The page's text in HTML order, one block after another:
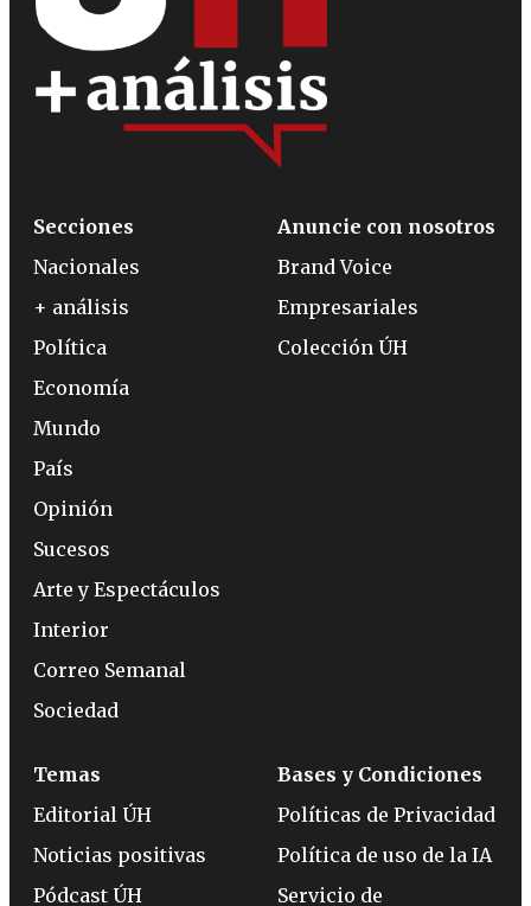
Secciones
Nacionales
+ análisis
Política
Economía
Mundo
País
Opinión
Sucesos
Arte y Espectáculos
Interior
Correo Semanal
Sociedad
Anuncie con nosotros
Brand Voice
Empresariales
Colección ÚH
Temas
Editorial ÚH
Noticias positivas
Pódcast ÚH
Bases y Condiciones
Políticas de Privacidad
Política de uso de la IA
Servicio de